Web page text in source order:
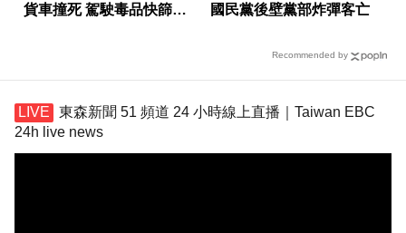
貨車撞死 駕駛毒品快篩陽
國民黨後壁黨部炸彈客亡
Recommended by
東森新聞 51 頻道 24 小時線上直播｜Taiwan EBC
24h live news